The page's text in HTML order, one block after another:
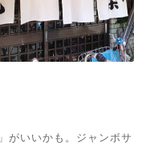
がいいかも。ジャンボサ